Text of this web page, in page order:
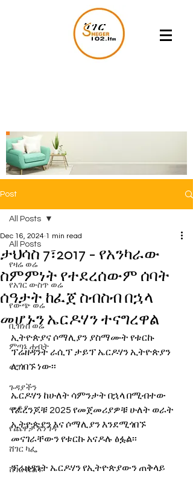
Post
All Posts
የዛሬ ወሬ
የአገር ውስጥ ወሬ
የውጭ ወሬ
ቢዝነስ ወሬ
ምጣኔ ሐብት
ወግ
ጉዳያችን
መቆያ
የጨዋታ እንግዳ
ሸገር ካፌ
ሸገር ሼልፍ
All Posts
ታህሳስ 7፣2017 - የአንካራው
ስምምነት የተደረሰውም ሰባት
ሰዓታት ከፈጀ ስብስብ በኋላ
መሆኑን ኤርዶሃን ተናግረዋል
Dec 16, 2024 1 min read
ኢትዮጵያና ሶማሊያን ያስማሙት የቱርኩ
ፕሬዘዳንት ራሲፕ ታይፕ ኤርዶሃን ኢትዮጵያን
ሊጎበኙ ነው፡፡
ኤርዶሃን ከሁለት ሳምንታት በኋላ በሚብተው
የፈረንጆቹ 2025 የመጀመሪያዎቹ ሁለት ወራት
ኢትዮጵያን እና ሶማሊያን እንደሚጎበኙ
መናገራቸውን የቱርኩ አናዶሉ ፅፏል፡፡
ፕሬዘዳንት ኤርዶሃን የኢትዮጵያውን ጠቅላይ